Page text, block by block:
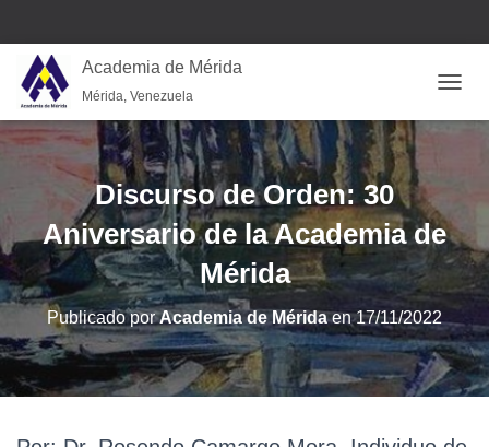
Academia de Mérida
Mérida, Venezuela
Discurso de Orden: 30
Aniversario de la Academia de
Mérida
Publicado porAcademia de Méridaen17/11/2022